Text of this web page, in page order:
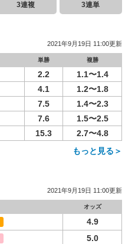
3連複 3連単
2021年9月19日 11:00更新
単勝 複勝
2.2
1.1〜1.4
4.1
1.2〜1.8
7.5
1.4〜2.3
7.6
1.5〜2.5
15.3
2.7〜4.8
もっと見る＞
2021年9月19日 11:00更新
オッズ
4.9
5.0